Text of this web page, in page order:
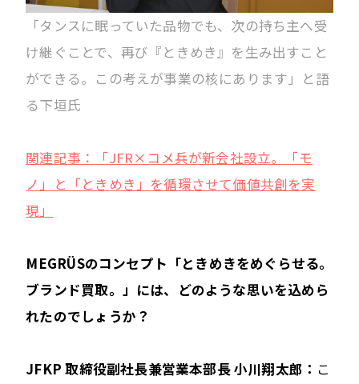
「タンスに眠っていた品物でも、次の持ち主へ受
け継ぐことで、再び『ときめき』を生み出すこと
ができる。この考えが事業の核にあります」と語
る下垣氏
関連記事：「JFR×コメ兵が新会社設立。「モ
ノ」と「ときめき」を循環させて価値共創を実
現」
――MEGRÜSのコンセプト「ときめきをめぐらせる。
ブランド買取。」には、どのような思いを込めら
れたのでしょうか？
JFKP 取締役副社長兼営業本部長 小川翔太郎： こ